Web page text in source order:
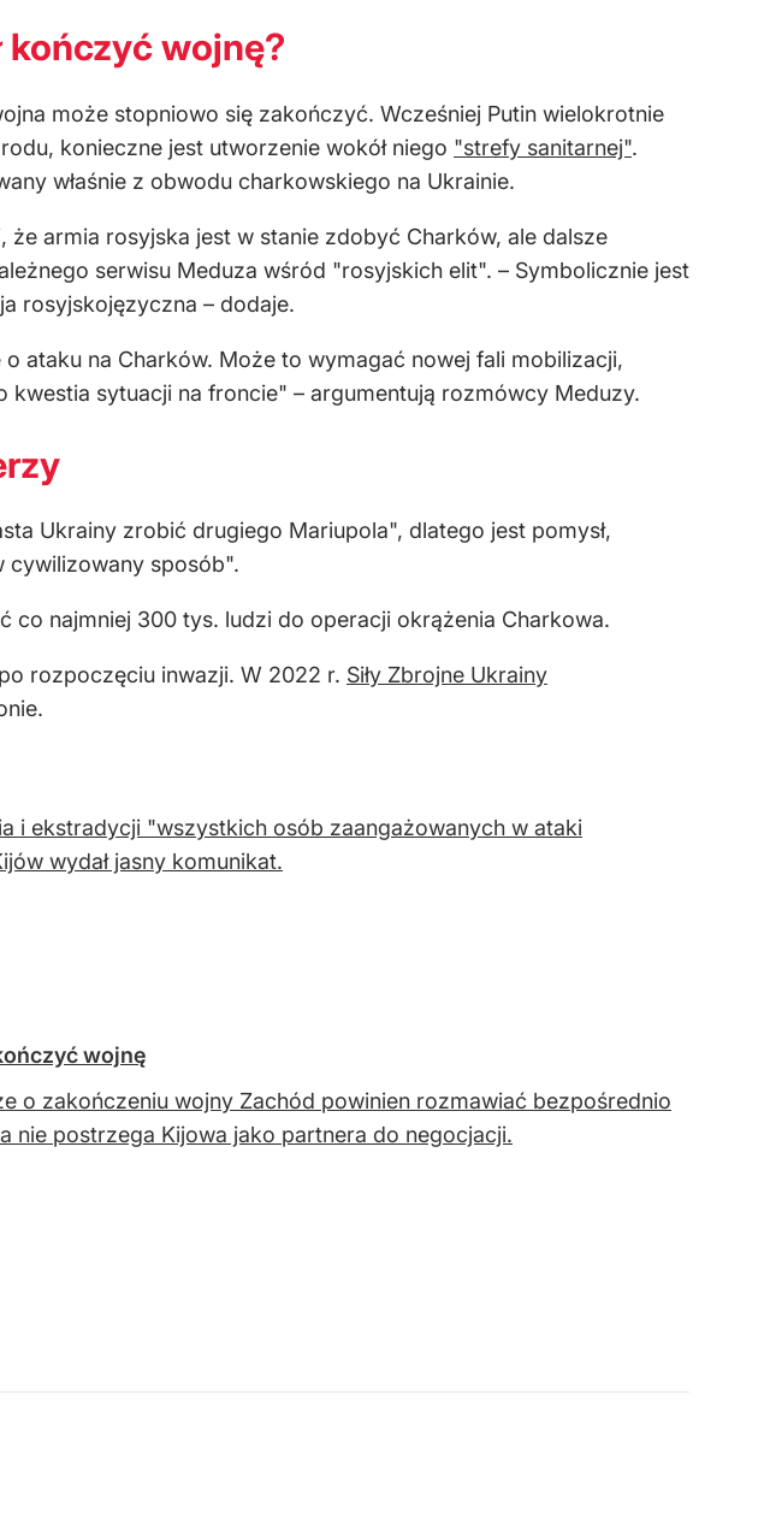
kończyć wojnę?
może stopniowo się zakończyć. Wcześniej Putin wielokrotnie
konieczne jest utworzenie wokół niego "strefy sanitarnej".
właśnie z obwodu charkowskiego na Ukrainie.
armia rosyjska jest w stanie zdobyć Charków, ale dalsze
serwisu Meduza wśród "rosyjskich elit". – Symbolicznie jest
rosyjskojęzyczna – dodaje.
ataku na Charków. Może to wymagać nowej fali mobilizacji,
sytuacji na froncie" – argumentują rozmówcy Meduzy.
Ukrainy zrobić drugiego Mariupola", dlatego jest pomysł,
cywilizowany sposób".
co najmniej 300 tys. ludzi do operacji okrążenia Charkowa.
rozpoczęciu inwazji. W 2022 r. Siły Zbrojne Ukrainy
i ekstradycji "wszystkich osób zaangażowanych w ataki
wydał jasny komunikat.
wojnę
o zakończeniu wojny Zachód powinien rozmawiać bezpośrednio
nie postrzega Kijowa jako partnera do negocjacji.